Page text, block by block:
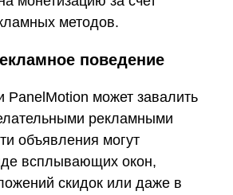
методов.
поведение
PanelMotion может завалить
рекламными
объявления могут
всплывающих окон,
скидок или даже в